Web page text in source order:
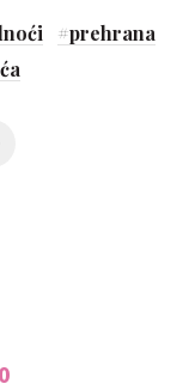
#prehrana
0